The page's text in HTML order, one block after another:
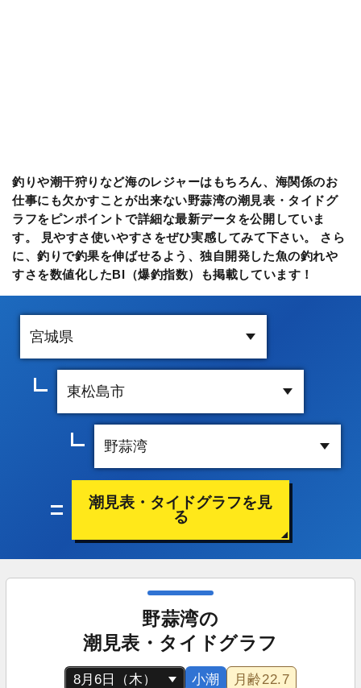
釣りや潮干狩りなど海のレジャーはもちろん、海関係のお
仕事にも欠かすことが出来ない野蒜湾の潮見表・タイドグ
ラフをピンポイントで詳細な最新データを公開していま
す。 見やすさ使いやすさをぜひ実感してみて下さい。 さら
に、釣りで釣果を伸ばせるよう、独自開発した魚の釣れや
すさを数値化したBI（爆釣指数）も掲載しています！
潮見表・タイドグラフを見
る
野蒜湾の
潮見表・タイドグラフ
小潮 月齢22.7